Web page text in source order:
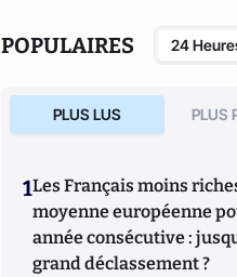
populismes(Cerf 2019) etLe
progressisme(Seuil 2022).
Neuf.
POPULAIRES 24
PLUS LUS PLUS
1Les Français moins
moyenne européenne
année consécutive :
grand déclassement ?